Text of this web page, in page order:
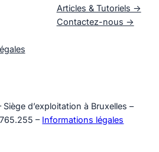
Articles & Tutoriels ->
Contactez-nous ->
d’exploitation à Bruxelles –
– Informations légales